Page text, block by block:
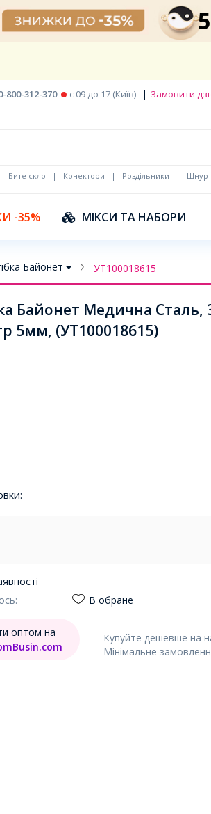
800-312-370 c 09 до 17 (Київ) | Замовити
Бите скло | Конектори | Роздільники | Шнур
-35% МІКСИ ТА НАБОРИ
Байонет УТ100018615
Байонет Медична
5мм, (УТ100018615)
В обране
Купуйте дешевше на
Мінімальне
оптом на